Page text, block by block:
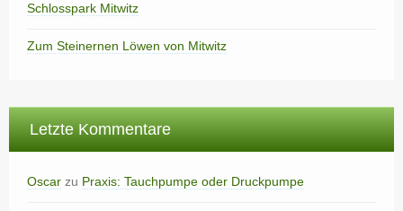
Schlosspark Mitwitz
Zum Steinernen Löwen von Mitwitz
Letzte Kommentare
Oscar zu Praxis: Tauchpumpe oder Druckpumpe